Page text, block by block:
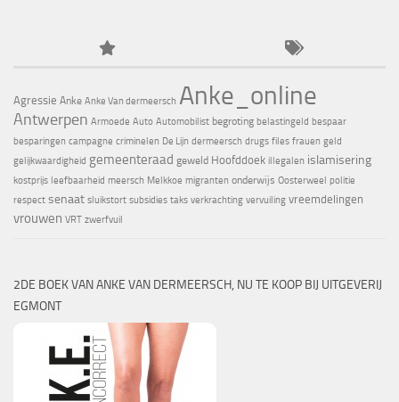
Agressie Anke Anke Van dermeersch Anke_online
Antwerpen Armoede Auto Automobilist begroting belastingeld bespaar
besparingen campagne criminelen De Lijn dermeersch drugs files frauen geld
gelijkwaardigheid gemeenteraad geweld Hoofddoek illegalen islamisering
kostprijs leefbaarheid meersch Melkkoe migranten onderwijs Oosterweel politie
respect senaat sluikstort subsidies taks verkrachting vervuiling vreemdelingen
vrouwen VRT zwerfvuil
2DE BOEK VAN ANKE VAN DERMEERSCH, NU TE KOOP BIJ UITGEVERIJ
EGMONT